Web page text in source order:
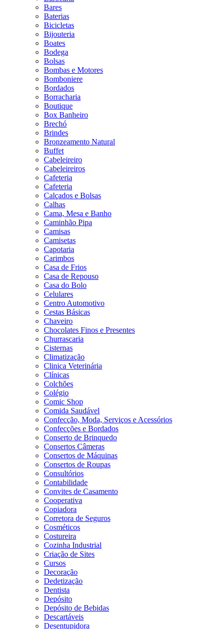
Bares
Baterias
Bicicletas
Bijouteria
Boates
Bodega
Bolsas
Bombas e Motores
Bomboniere
Bordados
Borracharia
Boutique
Box Banheiro
Brechó
Brindes
Bronzeamento Natural
Buffet
Cabeleireiro
Cabeleireiros
Cafeteria
Cafeteria
Calçados e Bolsas
Calhas
Cama, Mesa e Banho
Caminhão Pipa
Camisas
Camisetas
Capotaria
Carimbos
Casa de Frios
Casa de Repouso
Casa do Bolo
Celulares
Centro Automotivo
Cestas Básicas
Chaveiro
Chocolates Finos e Presentes
Churrascaria
Cisternas
Climatização
Clinica Veterinária
Clínicas
Colchões
Colégio
Comic Shop
Comida Saudável
Confecção, Moda, Serviços e Acessórios
Confecções e Bordados
Conserto de Brinquedo
Consertos Câmeras
Consertos de Máquinas
Consertos de Roupas
Consultórios
Contabilidade
Convites de Casamento
Cooperativa
Copiadora
Corretora de Seguros
Cosméticos
Costureira
Cozinha Industrial
Criação de Sites
Cursos
Decoração
Dedetização
Dentista
Depósito
Depósito de Bebidas
Descartáveis
Desentupidora